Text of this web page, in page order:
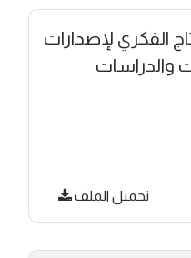
الفكري لإصدارات
والدراسات
تحميل الملف